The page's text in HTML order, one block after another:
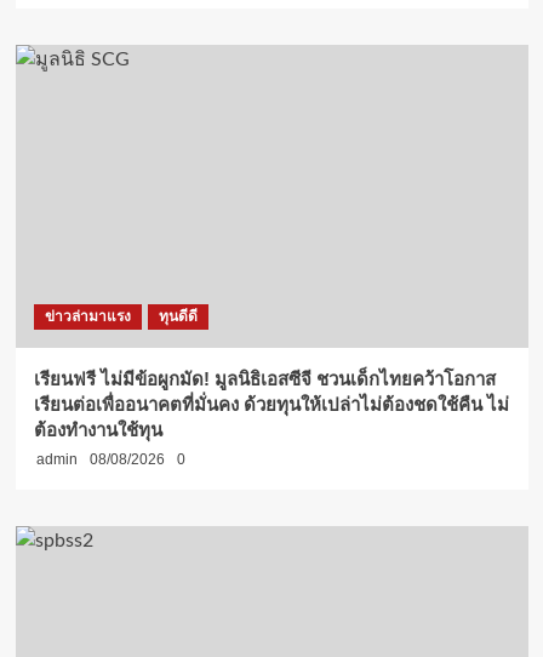
ข่าวล่ามาแรง ทุนดีดี
เรียนฟรี ไม่มีข้อผูกมัด! มูลนิธิเอสซีจี ชวนเด็กไทยคว้าโอกาส
เรียนต่อเพื่ออนาคตที่มั่นคง ด้วยทุนให้เปล่าไม่ต้องชดใช้คืน ไม่
ต้องทำงานใช้ทุน
admin 08/08/2026 0